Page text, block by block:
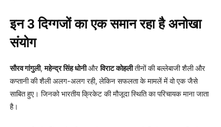
इन 3 दिग्गजों का एक समान रहा है अनोखा
संयोग
सौरव गांगुली,महेन्द्र सिंह धोनीऔरविराट कोहलीतीनों की बल्लेबाजी शैली और
कप्तानी की शैली अलग-अलग रही, लेकिन सफलता के मामलें में वो एक जैसे
साबित हुए। जिनको भारतीय क्रिकेट की मौजूदा स्थिति का परिचायक माना जाता
है।